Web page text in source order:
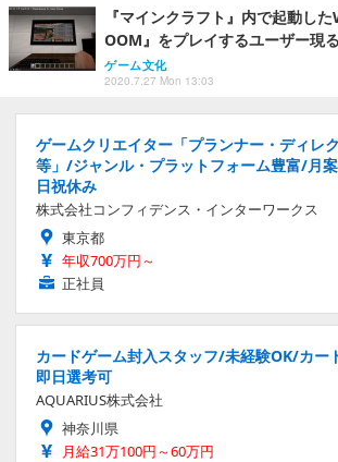
『マインクラフト』内で起動し
OOM』をプレイするユーザー現る
ゲーム文化
2020.7.27 Mon 13:03
ゲームクリエイター「プランナー・ディレ
等」/ジャンル・プラットフォーム豊富/月
日祝休み
株式会社コンフィデンス・インターワークス
東京都
年収700万円～
正社員
カードゲーム封入スタッフ/未経験OK/カー
即日選考可
AQUARIUS株式会社
神奈川県
月給31万100円～60万円